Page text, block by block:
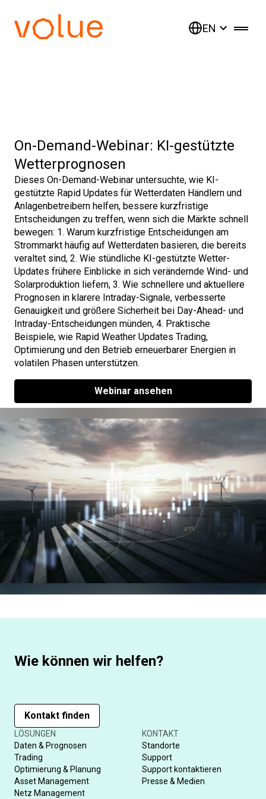
EN
On-Demand-Webinar: KI-gestützte
Wetterprognosen
Dieses On-Demand-Webinar untersuchte, wie KI-
gestützte Rapid Updates für Wetterdaten Händlern und
Anlagenbetreibern helfen, bessere kurzfristige
Entscheidungen zu treffen, wenn sich die Märkte schnell
bewegen: 1. Warum kurzfristige Entscheidungen am
Strommarkt häufig auf Wetterdaten basieren, die bereits
veraltet sind, 2. Wie stündliche KI-gestützte Wetter-
Updates frühere Einblicke in sich verändernde Wind- und
Solarproduktion liefern, 3. Wie schnellere und aktuellere
Prognosen in klarere Intraday-Signale, verbesserte
Genauigkeit und größere Sicherheit bei Day-Ahead- und
Intraday-Entscheidungen münden, 4. Praktische
Beispiele, wie Rapid Weather Updates Trading,
Optimierung und den Betrieb erneuerbarer Energien in
volatilen Phasen unterstützen.
Webinar ansehen
Wie können wir helfen?
Kontakt finden
LÖSUNGEN
Daten & Prognosen
Trading
Optimierung & Planung
Asset Management
Netz Management
KONTAKT
Standorte
Support
Support kontaktieren
Presse & Medien